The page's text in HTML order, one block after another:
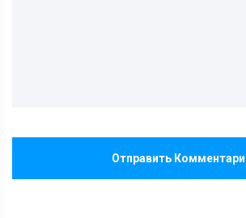
Отправить